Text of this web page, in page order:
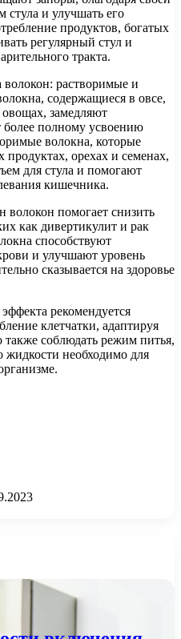
стула и улучшать его
продуктов, богатых
регулярный стул и
тракта.
растворимые и
содержащиеся в овсе,
замедляют
более полному усвоению
волокна, которые
орехах и семенах,
для стула и помогают
кишечника.
волокон помогает снизить
как дивертикулит и рак
способствуют
и улучшают уровень
сказывается на здоровье
рекомендуется
клетчатки, адаптируя
соблюдать режим питья,
жидкости необходимо для